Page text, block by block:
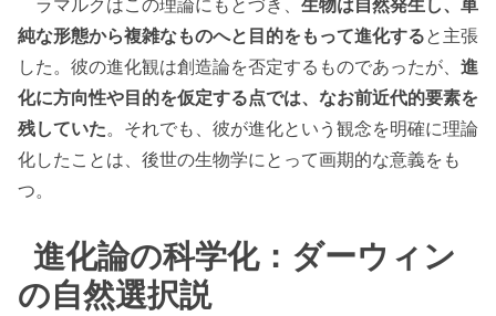
純な形態から複雑なものへと目的をもって進化すると主張
した。彼の進化観は創造論を否定するものであったが、 進
化に方向性や目的を仮定する点では、なお前近代的要素を
残していた。それでも、彼が進化という観念を明確に理論
化したことは、後世の生物学にとって画期的な意義をも
つ。
進化論の科学化：ダーウィン
の自然選択説